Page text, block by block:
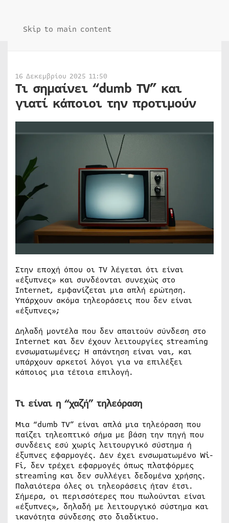
Skip to main content
16 Δεκεμβρίου 2025 11:50
Τι σημαίνει “dumb TV” και
γιατί κάποιοι την προτιμούν
Στην εποχή όπου οι TV λέγεται ότι είναι
«έξυπνες» και συνδέονται συνεχώς στο
Internet, εμφανίζεται μια απλή ερώτηση.
Υπάρχουν ακόμα τηλεοράσεις που δεν είναι
«έξυπνες»;
Δηλαδή μοντέλα που δεν απαιτούν σύνδεση στο
Internet και δεν έχουν λειτουργίες streaming
ενσωματωμένες; Η απάντηση είναι ναι, και
υπάρχουν αρκετοί λόγοι για να επιλέξει
κάποιος μια τέτοια επιλογή.
Τι είναι η “χαζή” τηλεόραση
Μια “dumb TV” είναι απλά μια τηλεόραση που
παίζει τηλεοπτικό σήμα με βάση την πηγή που
συνδέεις εσύ χωρίς λειτουργικό σύστημα ή
έξυπνες εφαρμογές. Δεν έχει ενσωματωμένο Wi-
Fi, δεν τρέχει εφαρμογές όπως πλατφόρμες
streaming και δεν συλλέγει δεδομένα χρήσης.
Παλαιότερα όλες οι τηλεοράσεις ήταν έτσι.
Σήμερα, οι περισσότερες που πωλούνται είναι
«έξυπνες», δηλαδή με λειτουργικό σύστημα και
ικανότητα σύνδεσης στο διαδίκτυο.